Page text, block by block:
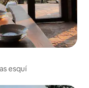
esquí